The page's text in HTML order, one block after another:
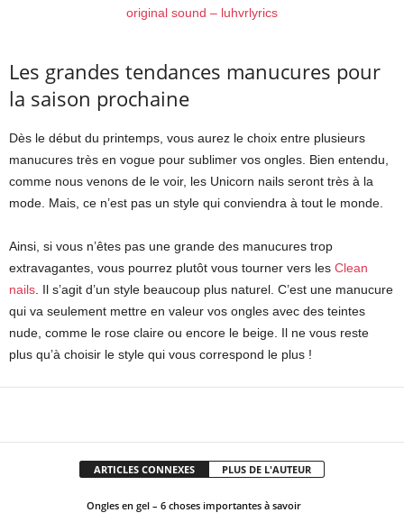
original sound – luhvrlyrics
Les grandes tendances manucures pour
la saison prochaine
Dès le début du printemps, vous aurez le choix entre plusieurs
manucures très en vogue pour sublimer vos ongles. Bien entendu,
comme nous venons de le voir, les Unicorn nails seront très à la
mode. Mais, ce n’est pas un style qui conviendra à tout le monde.
Ainsi, si vous n’êtes pas une grande des manucures trop
extravagantes, vous pourrez plutôt vous tourner vers les Clean
nails. Il s’agit d’un style beaucoup plus naturel. C’est une manucure
qui va seulement mettre en valeur vos ongles avec des teintes
nude, comme le rose claire ou encore le beige. Il ne vous reste
plus qu’à choisir le style qui vous correspond le plus !
ARTICLES CONNEXES PLUS DE L'AUTEUR
Ongles en gel – 6 choses importantes à savoir